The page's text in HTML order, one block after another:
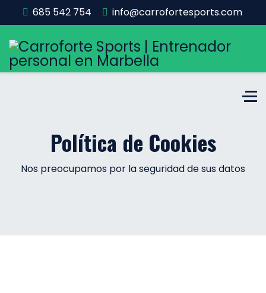
685 542 754 info@carrofortesports.com
Política de Cookies
Nos preocupamos por la seguridad de sus datos